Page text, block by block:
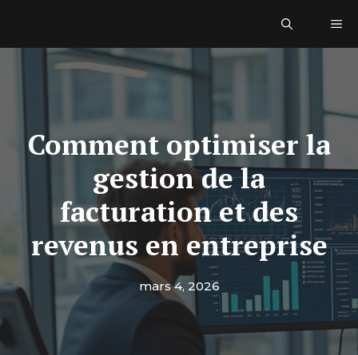
Comment optimiser la
gestion de la
facturation et des
revenus en entreprise
mars 4, 2026